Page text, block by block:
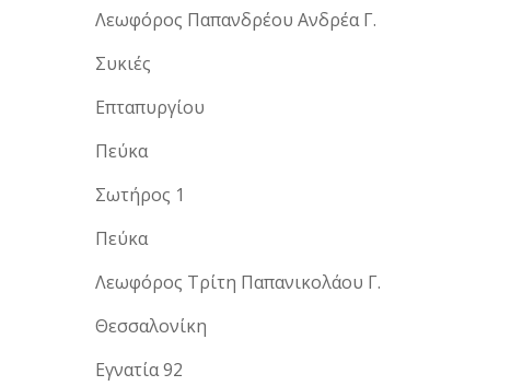
Λεωφόρος Παπανδρέου Ανδρέα Γ.
Συκιές
Επταπυργίου
Πεύκα
Σωτήρος 1
Πεύκα
Λεωφόρος Τρίτη Παπανικολάου Γ.
Θεσσαλονίκη
Εγνατία 92